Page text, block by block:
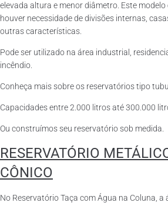
elevada altura e menor diâmetro. Este
houver necessidade de divisões internas,
outras características.
Pode ser utilizado na área industrial,
incêndio.
Conheça mais sobre os reservatórios tipo
Capacidades entre 2.000 litros até 300.000
Ou construímos seu reservatório sob medida.
RESERVATÓRIO
CÔNICO
No Reservatório Taça com Água na Coluna,